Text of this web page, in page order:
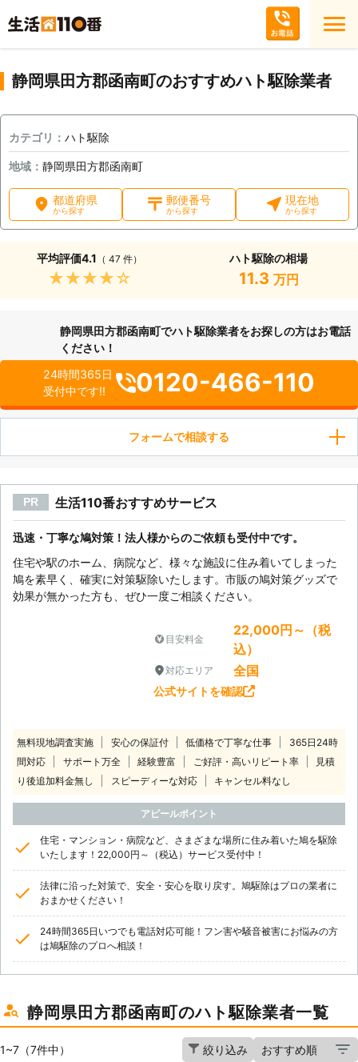
静岡県田方郡函南町のおすすめハト駆除業者
カテゴリ： ハト駆除
地域： 静岡県田方郡函南町
都道府県
から探す
郵便番号
から探す
現在地
から探す
平均評価4.1 （ 47 件）
★★★★★
ハト駆除の相場
11.3 万円
静岡県田方郡函南町でハト駆除業者をお探しの方はお電話
ください！
24時間365日
受付中です!!
0120-466-110
フォームで相談する
PR 生活110番おすすめサービス
迅速・丁寧な鳩対策！法人様からのご依頼も受付中です。
住宅や駅のホーム、病院など、様々な施設に住み着いてしまった
鳩を素早く、確実に対策駆除いたします。市販の鳩対策グッズで
効果が無かった方も、ぜひ一度ご相談ください。
目安料金
22,000円～（税
込）
対応エリア 全国
公式サイトを確認
無料現地調査実施 安心の保証付 低価格で丁寧な仕事
365日24時
間対応
サポート万全 経験豊富 ご好評・高いリピート率
見積
り後追加料金無し
スピーディーな対応 キャンセル料なし
アピールポイント
住宅・マンション・病院など、さまざまな場所に住み着いた鳩を駆除
いたします！22,000円～（税込）サービス受付中！
法律に沿った対策で、安全・安心を取り戻す。鳩駆除はプロの業者に
おまかせください！
24時間365日いつでも電話対応可能！フン害や騒音被害にお悩みの方
は鳩駆除のプロへ相談！
静岡県田方郡函南町のハト駆除業者一覧
1~7（7件中） 絞り込み